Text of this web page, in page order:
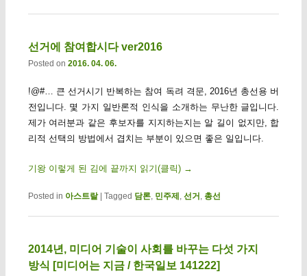
선거에 참여합시다 ver2016
Posted on 2016. 04. 06.
!@#… 큰 선거시기 반복하는 참여 독려 격문, 2016년 총선용 버
전입니다. 몇 가지 일반론적 인식을 소개하는 무난한 글입니다.
제가 여러분과 같은 후보자를 지지하는지는 알 길이 없지만, 합
리적 선택의 방법에서 겹치는 부분이 있으면 좋은 일입니다.
기왕 이렇게 된 김에 끝까지 읽기(클릭) →
Posted in 아스트랄 | Tagged 담론, 민주제 선거 총선
2014년, 미디어 기술이 사회를 바꾸는 다섯 가지
방식 [미디어는 지금 / 한국일보 141222]